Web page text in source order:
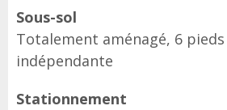
Sous-sol
Totalement aménagé, 6
indépendante
Stationnement